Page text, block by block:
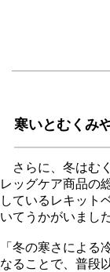
寒いとむくみ
さらに、冬はむ
レッグケア商品の
しているレキット
いてうかがいました
「冬の寒さによる
なることで、普段